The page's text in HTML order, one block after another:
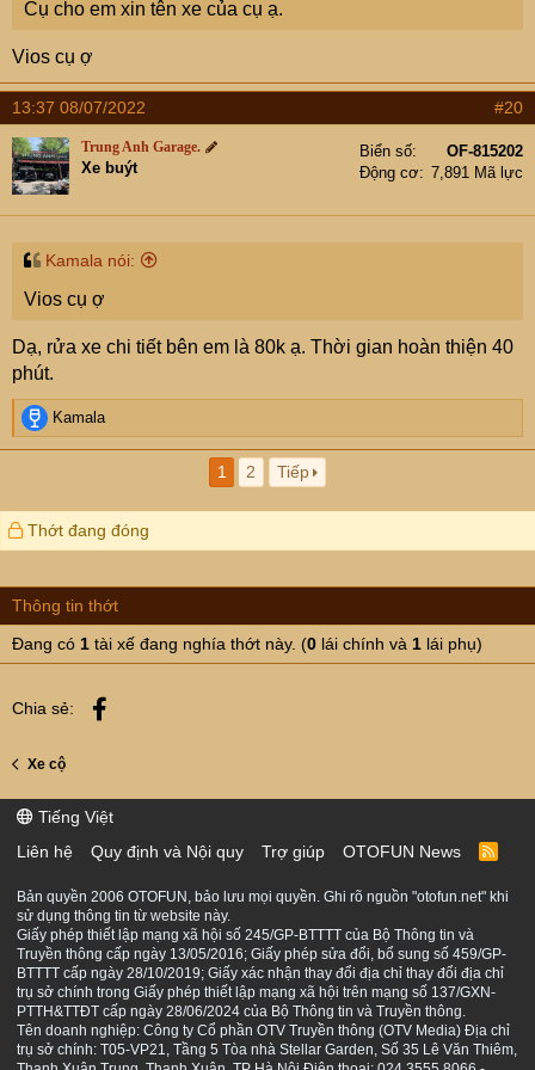
Gói phủ độ bền 2 năm, bảo hành 1 năm, đi kèm bảo
View attachment 7230036
10, Dán phim cách nhiệt Xpel của Mỹ tặng ngay 1tr giảm
trực tiếp vào hóa đơn.
View attachment 7230039
ALO NGAY #HOTLINE0968.183.815để nhận ngay tư
vấn tại phòng dịch vụ của
#TRUNG_ANH_GARAGE:
Đảm bảo chất lượng và giá cả tương xứng !
_______________+++____________________
TRUNG ANH GARAGE - THƯƠNG HIỆU CỦA SỰ TẬN
Liên hệ với chúng tôi:
Phone| 0968.183.815em Trung < 8 Tuổi >
#Cơ sởTrung Anh Garage
56/78 Duy Tân, Dịch Vọng Hậu, Cầu Giấy, Hà Nội
Cụ cho em xin tên xe của cụ ạ.
Vios cụ ợ
13:37 08/07/2022 #20
Trung Anh Garage.
Xe buýt
Biển số
OF-815202
Động cơ
7,891 Mã lực
Kamala nói:
Vios cụ ợ
Dạ, rửa xe chi tiết bên em là 80k ạ. Thời gian hoàn thiện 40
phút.
R
e
i
s
:
Kamala
1 2 Tiếp
Thớt đang đóng
Thông tin thớt
Đang có 1 tài xế đang nghía thớt này. (0 lái chính và 1 lái phụ)
Chia sẻ:
Xe cộ
Tiếng Việt
Liên hệ
Quy định và Nội quy Trợ giúp OTOFUN News
R
S
Bản quyền 2006 OTOFUN, bảo lưu mọi quyền. Ghi rõ nguồn "otofun.net" khi
sử dụng thông tin từ website này.
Giấy phép thiết lập mạng xã hội số 245/GP-BTTTT của Bộ Thông tin và
Truyền thông cấp ngày 13/05/2016; Giấy phép sửa đổi, bổ sung số 459/GP-
BTTTT cấp ngày 28/10/2019; Giấy xác nhận thay đổi địa chỉ thay đổi địa chỉ
trụ sở chính trong Giấy phép thiết lập mạng xã hội trên mạng số 137/GXN-
PTTH&TTĐT cấp ngày 28/06/2024 của Bộ Thông tin và Truyền thông.
Tên doanh nghiệp: Công ty Cổ phần OTV Truyền thông (OTV Media) Địa chỉ
trụ sở chính: T05-VP21, Tầng 5 Tòa nhà Stellar Garden, Số 35 Lê Văn Thiêm,